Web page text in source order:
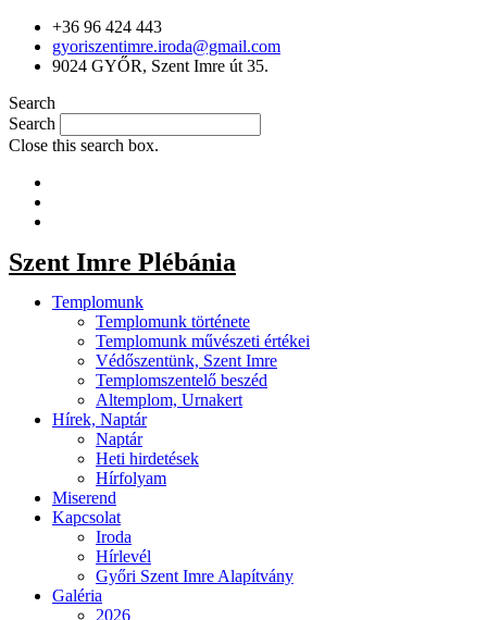
+36 96 424 443
gyoriszentimre.iroda@gmail.com
9024 GYŐR, Szent Imre út 35.
Search
Search
Close this search box.
Szent Imre Plébánia
Templomunk
Templomunk története
Templomunk művészeti értékei
Védőszentünk, Szent Imre
Templomszentelő beszéd
Altemplom, Urnakert
Hírek, Naptár
Naptár
Heti hirdetések
Hírfolyam
Miserend
Kapcsolat
Iroda
Hírlevél
Győri Szent Imre Alapítvány
Galéria
2026